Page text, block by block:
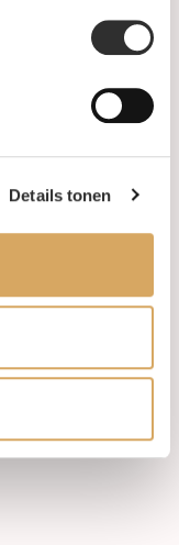
Details tonen